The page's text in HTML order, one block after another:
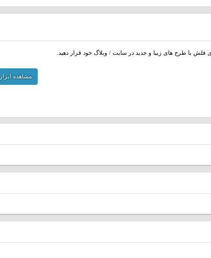
فلش با طرح های زیبا و جدید در سایت / وبلاگ خود قرار دهید.
مشاهده ابزار